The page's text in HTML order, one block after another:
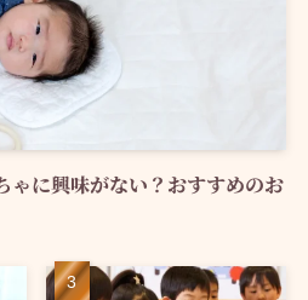
ゃに興味がない？おすすめのお